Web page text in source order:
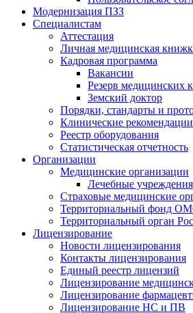
Модернизация ПЗЗ
Специалистам
Аттестация
Личная медицинская
Кадровая программа
Вакансии
Резерв медицинских
Земский доктор
Порядки, стандарты и
Клинические рекомендации
Реестр оборудования
Статистическая отчетность
Организации
Медицинские организации
Лечебные учреждения
Страховые медицинские
Территориальный фонд
Территориальный орган
Лицензирование
Новости лицензирования
Контакты лицензирования
Единый реестр лицензий
Лицензирование
Лицензирование
Лицензирование НС и ПВ